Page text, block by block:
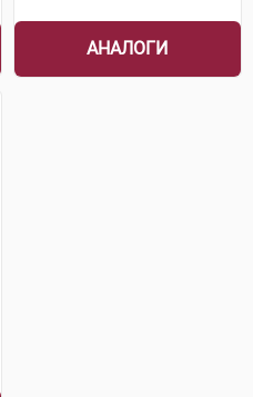
АНАЛОГИ